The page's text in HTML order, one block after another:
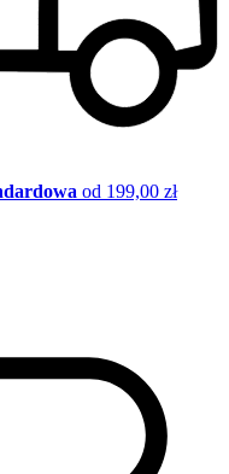
od 199,00 zł